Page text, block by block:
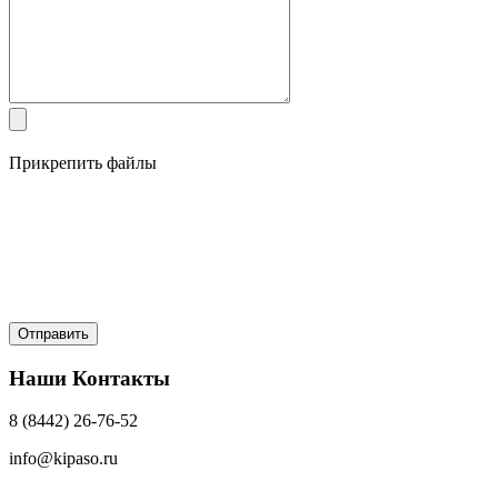
Прикрепить файлы
Наши Контакты
8 (8442) 26-76-52
info@kipaso.ru